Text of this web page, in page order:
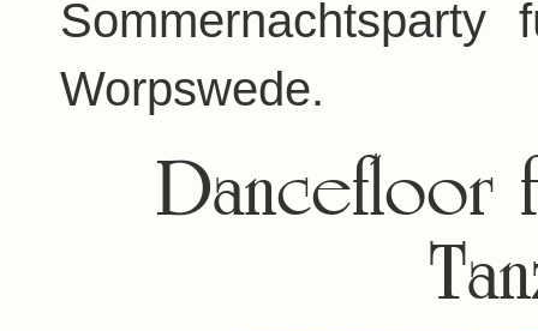
Worpswede.
Dancefloor